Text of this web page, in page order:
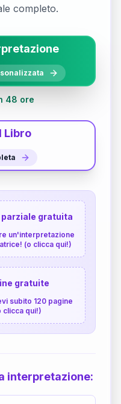
completo.
48 ore
Libro
gratuita
un'interpretazione
(o clicca qui!)
gratuite
subito 120 pagine
clicca qui!)
interpretazione: